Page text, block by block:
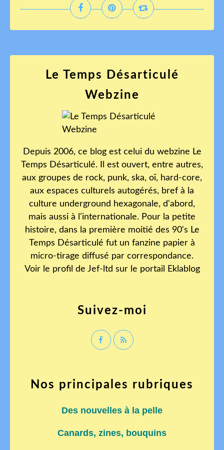
Le Temps Désarticulé
Webzine
Depuis 2006, ce blog est celui du webzine Le
Temps Désarticulé. Il est ouvert, entre autres,
aux groupes de rock, punk, ska, oï, hard-core,
aux espaces culturels autogérés, bref à la
culture underground hexagonale, d'abord,
mais aussi à l'internationale. Pour la petite
histoire, dans la première moitié des 90's Le
Temps Désarticulé fut un fanzine papier à
micro-tirage diffusé par correspondance.
Voir le profil de Jef-ltd sur le portail Eklablog
Suivez-moi
Nos principales rubriques
Des nouvelles à la pelle
Canards, zines, bouquins